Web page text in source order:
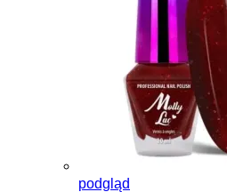
podgląd